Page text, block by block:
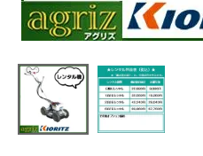
メールでのお問い合わせ
info@agriz.net